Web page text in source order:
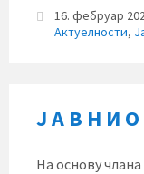
16. фебруар
Актуелности,
Ј А В Н И О
На основу